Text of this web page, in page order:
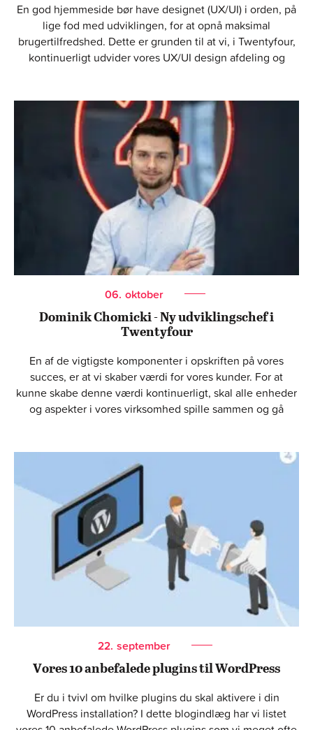
En god hjemmeside bør have designet (UX/UI) i orden, på
lige fod med udviklingen, for at opnå maksimal
brugertilfredshed. Dette er grunden til at vi, i Twentyfour,
kontinuerligt udvider vores UX/UI design afdeling og
06. oktober
Dominik Chomicki - Ny udviklingschef i
Twentyfour
En af de vigtigste komponenter i opskriften på vores
succes, er at vi skaber værdi for vores kunder. For at
kunne skabe denne værdi kontinuerligt, skal alle enheder
og aspekter i vores virksomhed spille sammen og gå
22. september
Vores 10 anbefalede plugins til WordPress
Er du i tvivl om hvilke plugins du skal aktivere i din
WordPress installation? I dette blogindlæg har vi listet